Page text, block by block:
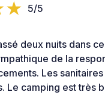
5/5
deux nuits dans
de la
Les
Le camping est très